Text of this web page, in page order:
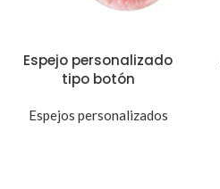
Espejo personalizado
tipo botón
Espejos personalizados